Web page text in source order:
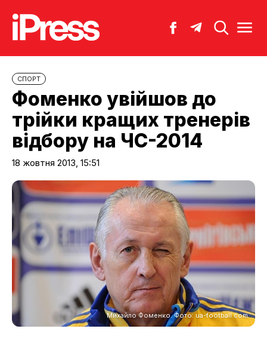
СПОРТ
Фоменко увійшов до
трійки кращих тренерів
відбору на ЧС-2014
18 жовтня 2013, 15:51
Михайло Фоменко. Фото: ua-football.com